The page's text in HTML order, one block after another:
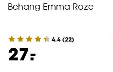
Behang Emma Roze
4.4(22)
27.
-